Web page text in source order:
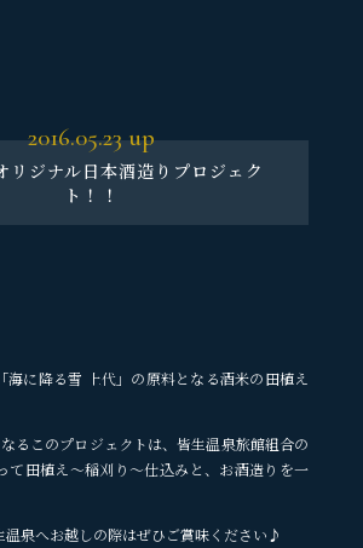
2016.05.23up
リジナル日本酒造りプロジェク
ト！！
海に降る雪 上代」の原料となる酒米の田植え
るこのプロジェクトは、皆生温泉旅館組合の
て田植え～稲刈り～仕込みと、お酒造りを一
温泉へお越しの際はぜひご賞味ください♪